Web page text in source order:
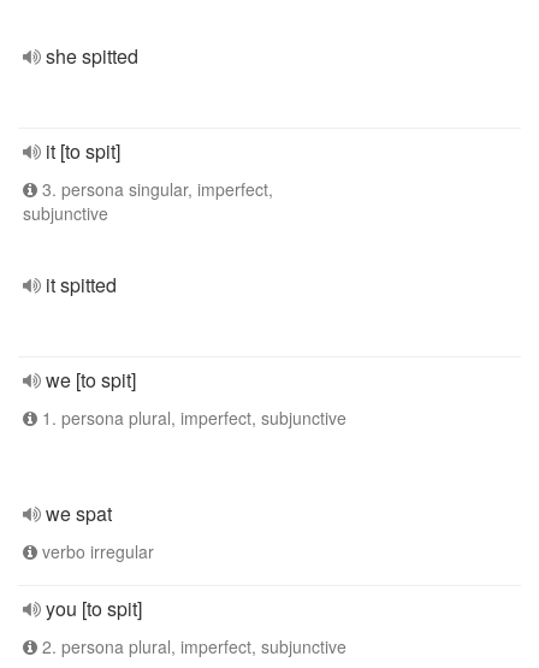
she spitted
it [to spit]
3. persona singular, imperfect,
subjunctive
it spitted
we [to spit]
1. persona plural, imperfect, subjunctive
we spat
verbo irregular
you [to spit]
2. persona plural, imperfect, subjunctive